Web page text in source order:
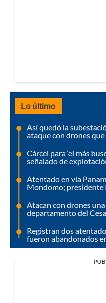
Lo último
Así quedó la
ataque con drones
Cárcel para ‘el más
señalado de
Atentado en vía
Mondomo; presidente
Atacan con drones
departamento del
Registran dos
fueron abandonados